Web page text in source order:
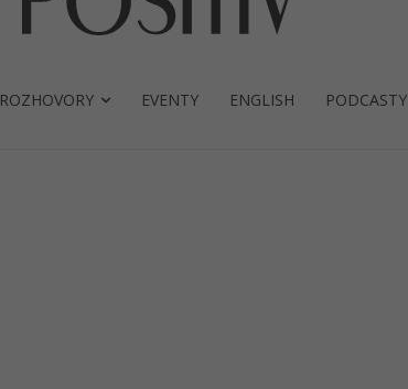
ROZHOVORY EVENTY ENGLISH PODCASTY